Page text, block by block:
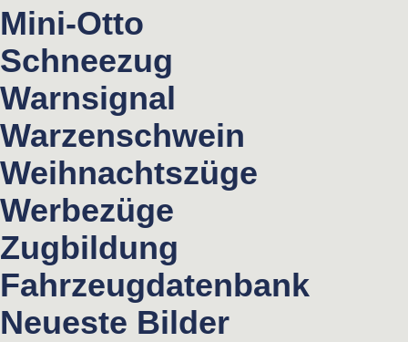
Mini-Otto
Schneezug
Warnsignal
Warzenschwein
Weihnachtszüge
Werbezüge
Zugbildung
Fahrzeugdatenbank
Neueste Bilder